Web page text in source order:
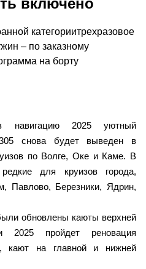
2025 уютный
снова будет выведен в
по Волге, Оке и Каме. В
для круизов города,
Березники, Ядрин,
обновлены каюты верхней
пройдет реновация
кают на главной и нижней
категориитрехразовое
– по заказному
на борту